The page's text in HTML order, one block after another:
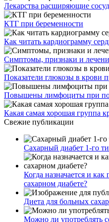
Лекарства расширяющие
КТГ при беременности
Как читать кардиограмму
Симптомы, признаки и
Показатели глюкозы в крови
Повышены лимфоциты при
Какая самая хорошая группа
Свежие публикации
Сахарный диабет 1-го
Когда назначается и
сахарном диабете?
Диета для больных
Можно ли употреблять